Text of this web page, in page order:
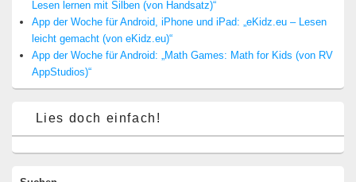
Lesen lernen mit Silben (von Handsatz)“
App der Woche für Android, iPhone und iPad: „eKidz.eu – Lesen
leicht gemacht (von eKidz.eu)“
App der Woche für Android: „Math Games: Math for Kids (von RV
AppStudios)“
Lies doch einfach!